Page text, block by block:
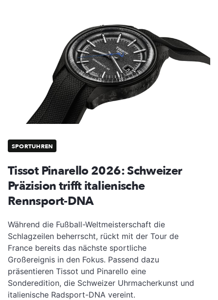
SPORTUHREN
Tissot Pinarello 2026: Schweizer
Präzision trifft italienische
Rennsport-DNA
Während die Fußball-Weltmeisterschaft die
Schlagzeilen beherrscht, rückt mit der Tour de
France bereits das nächste sportliche
Großereignis in den Fokus. Passend dazu
präsentieren Tissot und Pinarello eine
Sonderedition, die Schweizer Uhrmacherkunst und
italienische Radsport-DNA vereint.